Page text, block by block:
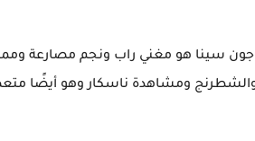
سينا هو مغني راب ونجم مصارعة
ومشاهدة ناسكار وهو أيضًا